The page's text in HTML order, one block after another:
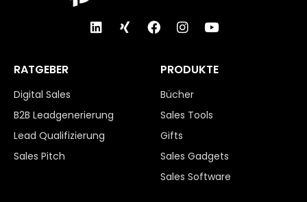
RATGEBER
Digital Sales
B2B Leadgenerierung
Lead Qualifizierung
Sales Pitch
PRODUKTE
Bücher
Sales Tools
Gifts
Sales Gadgets
Sales Software